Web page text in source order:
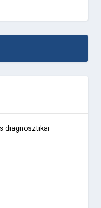
diagnosztikai